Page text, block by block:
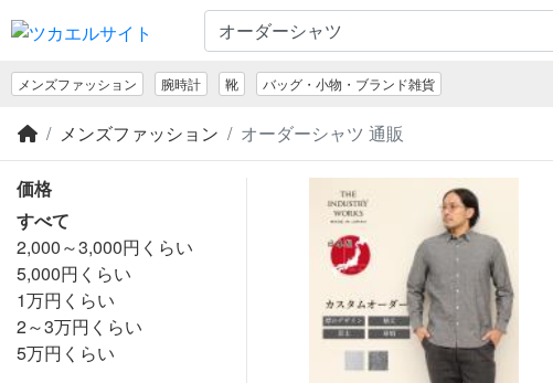
メンズファッション 腕時計 靴 バッグ・小物・ブランド雑貨
メンズファッション オーダーシャツ 通販
価格
すべて
2,000～3,000円くらい
5,000円くらい
1万円くらい
2～3万円くらい
5万円くらい